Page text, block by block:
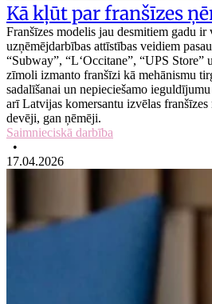
Kā kļūt par franšīzes
Franšīzes modelis jau desmitiem gadu
uzņēmējdarbības attīstības veidiem
“Subway”, “L‘Occitane”, “UPS Store”
zīmoli izmanto franšīzi kā mehānismu
sadalīšanai un nepieciešamo
arī Latvijas komersantu izvēlas
devēji, gan ņēmēji.
Saimnieciskā darbība
•
17.04.2026